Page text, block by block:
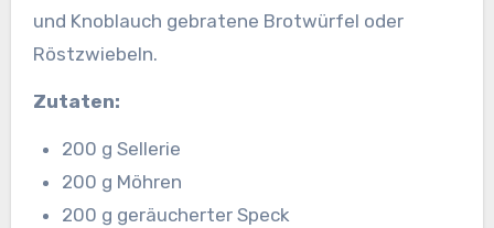
und Knoblauch gebratene Brotwürfel oder
Röstzwiebeln.
Zutaten:
200 g Sellerie
200 g Möhren
200 g geräucherter Speck